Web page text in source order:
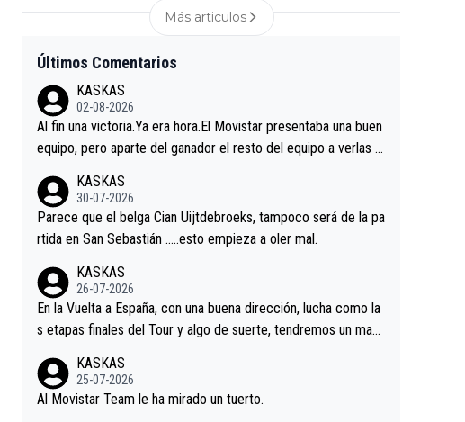
Más articulos
Últimos Comentarios
KASKAS
02-08-2026
Al fin una victoria.Ya era hora.El Movistar presentaba una buen
equipo, pero aparte del ganador el resto del equipo a verlas v
es.La única buena noticia es la mejoría de Enric Más en San S
ebastian.Si en la Vuelta a Burgos sigue la mejoría, podríamos t
ener alguna sorpresa en la Vuelta.Ojalá.
KASKAS
30-07-2026
Parece que el belga Cian Uijtdebroeks, tampoco será de la pa
rtida en San Sebastián …..esto empieza a oler mal.
KASKAS
26-07-2026
En la Vuelta a España, con una buena dirección, lucha como la
s etapas finales del Tour y algo de suerte, tendremos un magn
KASKAS
25-07-2026
Al Movistar Team le ha mirado un tuerto.